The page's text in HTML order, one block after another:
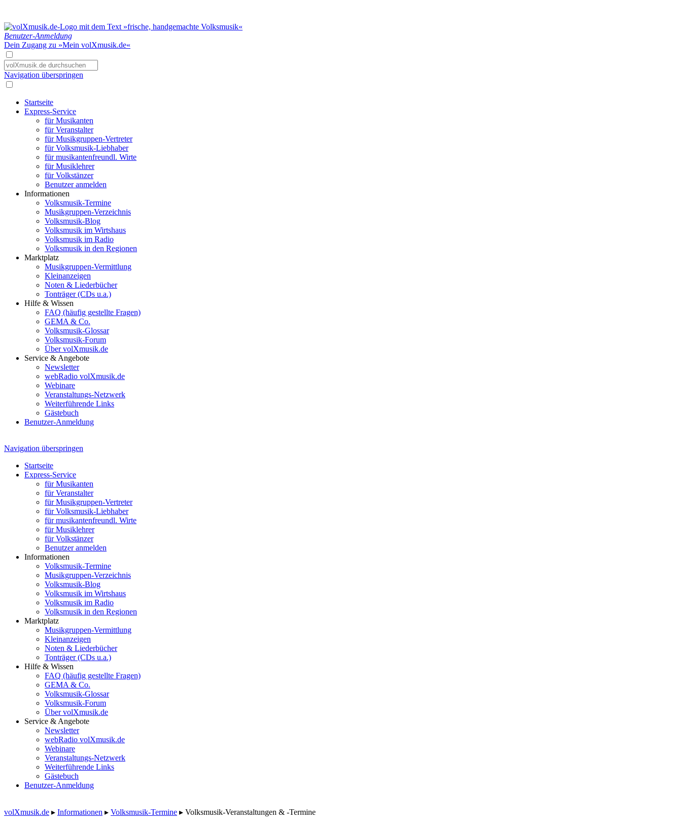
Benutzer-Anmeldung
Dein Zugang zu »Mein volXmusik.de«
Navigation überspringen
Startseite
Express-Service
für Musikanten
für Veranstalter
für Musikgruppen-Vertreter
für Volksmusik-Liebhaber
für musikantenfreundl. Wirte
für Musiklehrer
für Volkstänzer
Benutzer anmelden
Informationen
Volksmusik-Termine
Musikgruppen-Verzeichnis
Volksmusik-Blog
Volksmusik im Wirtshaus
Volksmusik im Radio
Volksmusik in den Regionen
Marktplatz
Musikgruppen-Vermittlung
Kleinanzeigen
Noten & Liederbücher
Tonträger (CDs u.a.)
Hilfe & Wissen
FAQ (häufig gestellte Fragen)
GEMA & Co.
Volksmusik-Glossar
Volksmusik-Forum
Über volXmusik.de
Service & Angebote
Newsletter
webRadio volXmusik.de
Webinare
Veranstaltungs-Netzwerk
Weiterführende Links
Gästebuch
Benutzer-Anmeldung
Navigation überspringen
Startseite
Express-Service
für Musikanten
für Veranstalter
für Musikgruppen-Vertreter
für Volksmusik-Liebhaber
für musikantenfreundl. Wirte
für Musiklehrer
für Volkstänzer
Benutzer anmelden
Informationen
Volksmusik-Termine
Musikgruppen-Verzeichnis
Volksmusik-Blog
Volksmusik im Wirtshaus
Volksmusik im Radio
Volksmusik in den Regionen
Marktplatz
Musikgruppen-Vermittlung
Kleinanzeigen
Noten & Liederbücher
Tonträger (CDs u.a.)
Hilfe & Wissen
FAQ (häufig gestellte Fragen)
GEMA & Co.
Volksmusik-Glossar
Volksmusik-Forum
Über volXmusik.de
Service & Angebote
Newsletter
webRadio volXmusik.de
Webinare
Veranstaltungs-Netzwerk
Weiterführende Links
Gästebuch
Benutzer-Anmeldung
volXmusik.de ▸ Informationen ▸ Volksmusik-Termine ▸ Volksmusik-Veranstaltungen & -Termine